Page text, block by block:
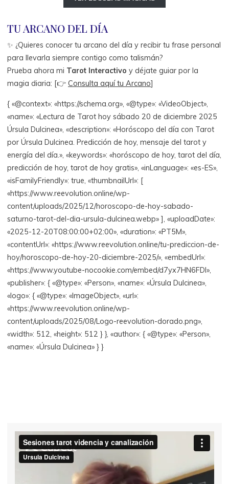
TU ARCANO DEL DÍA
✨ ¿Quieres conocer tu arcano del día y recibir tu frase personal
para llevarla siempre contigo como talismán?
Prueba ahora mi Tarot Interactivo y déjate guiar por la
magia diaria: [👉Consulta aquí tu Arcano]
{ «@context»: «https://schema.org», «@type»: «VideoObject»,
«name»: «Lectura de Tarot hoy sábado 20 de diciembre 2025
Úrsula Dulcinea», «description»: «Horóscopo del día con Tarot
por Úrsula Dulcinea. Predicción de hoy, mensaje del tarot y
energía del día.», «keywords»: «horóscopo de hoy, tarot del día,
predicción de hoy, tarot de hoy gratis», «inLanguage»: «es-ES»,
«isFamilyFriendly»: true, «thumbnailUrl»: [
«https://www.reevolution.online/wp-
content/uploads/2025/12/horoscopo-de-hoy-sabado-
saturno-tarot-del-dia-ursula-dulcinea.webp» ], «uploadDate»:
«2025-12-20T08:00:00+02:00», «duration»: «PT5M»,
«contentUrl»: «https://www.reevolution.online/tu-prediccion-de-
hoy/horoscopo-de-hoy-20-diciembre-2025/», «embedUrl»:
«https://www.youtube-nocookie.com/embed/d7yx7HN6FDI»,
«publisher»: { «@type»: «Person», «name»: «Úrsula Dulcinea»,
«logo»: { «@type»: «ImageObject», «url»:
«https://www.reevolution.online/wp-
content/uploads/2025/08/Logo-reevolution-dorado.png»,
«width»: 512, «height»: 512 } }, «author»: { «@type»: «Person»,
«name»: «Úrsula Dulcinea» } }